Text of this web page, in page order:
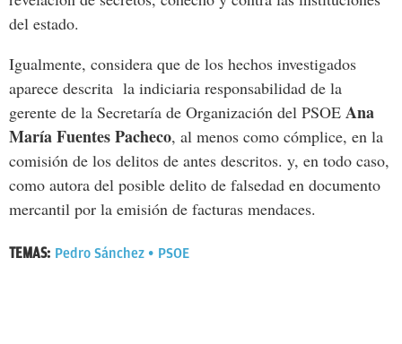
del estado.
Igualmente, considera que de los hechos investigados
aparece descrita la indiciaria responsabilidad de la
gerente de la Secretaría de Organización del PSOE Ana
María Fuentes Pacheco, al menos como cómplice, en la
comisión de los delitos de antes descritos. y, en todo caso,
como autora del posible delito de falsedad en documento
mercantil por la emisión de facturas mendaces.
TEMAS: Pedro Sánchez PSOE